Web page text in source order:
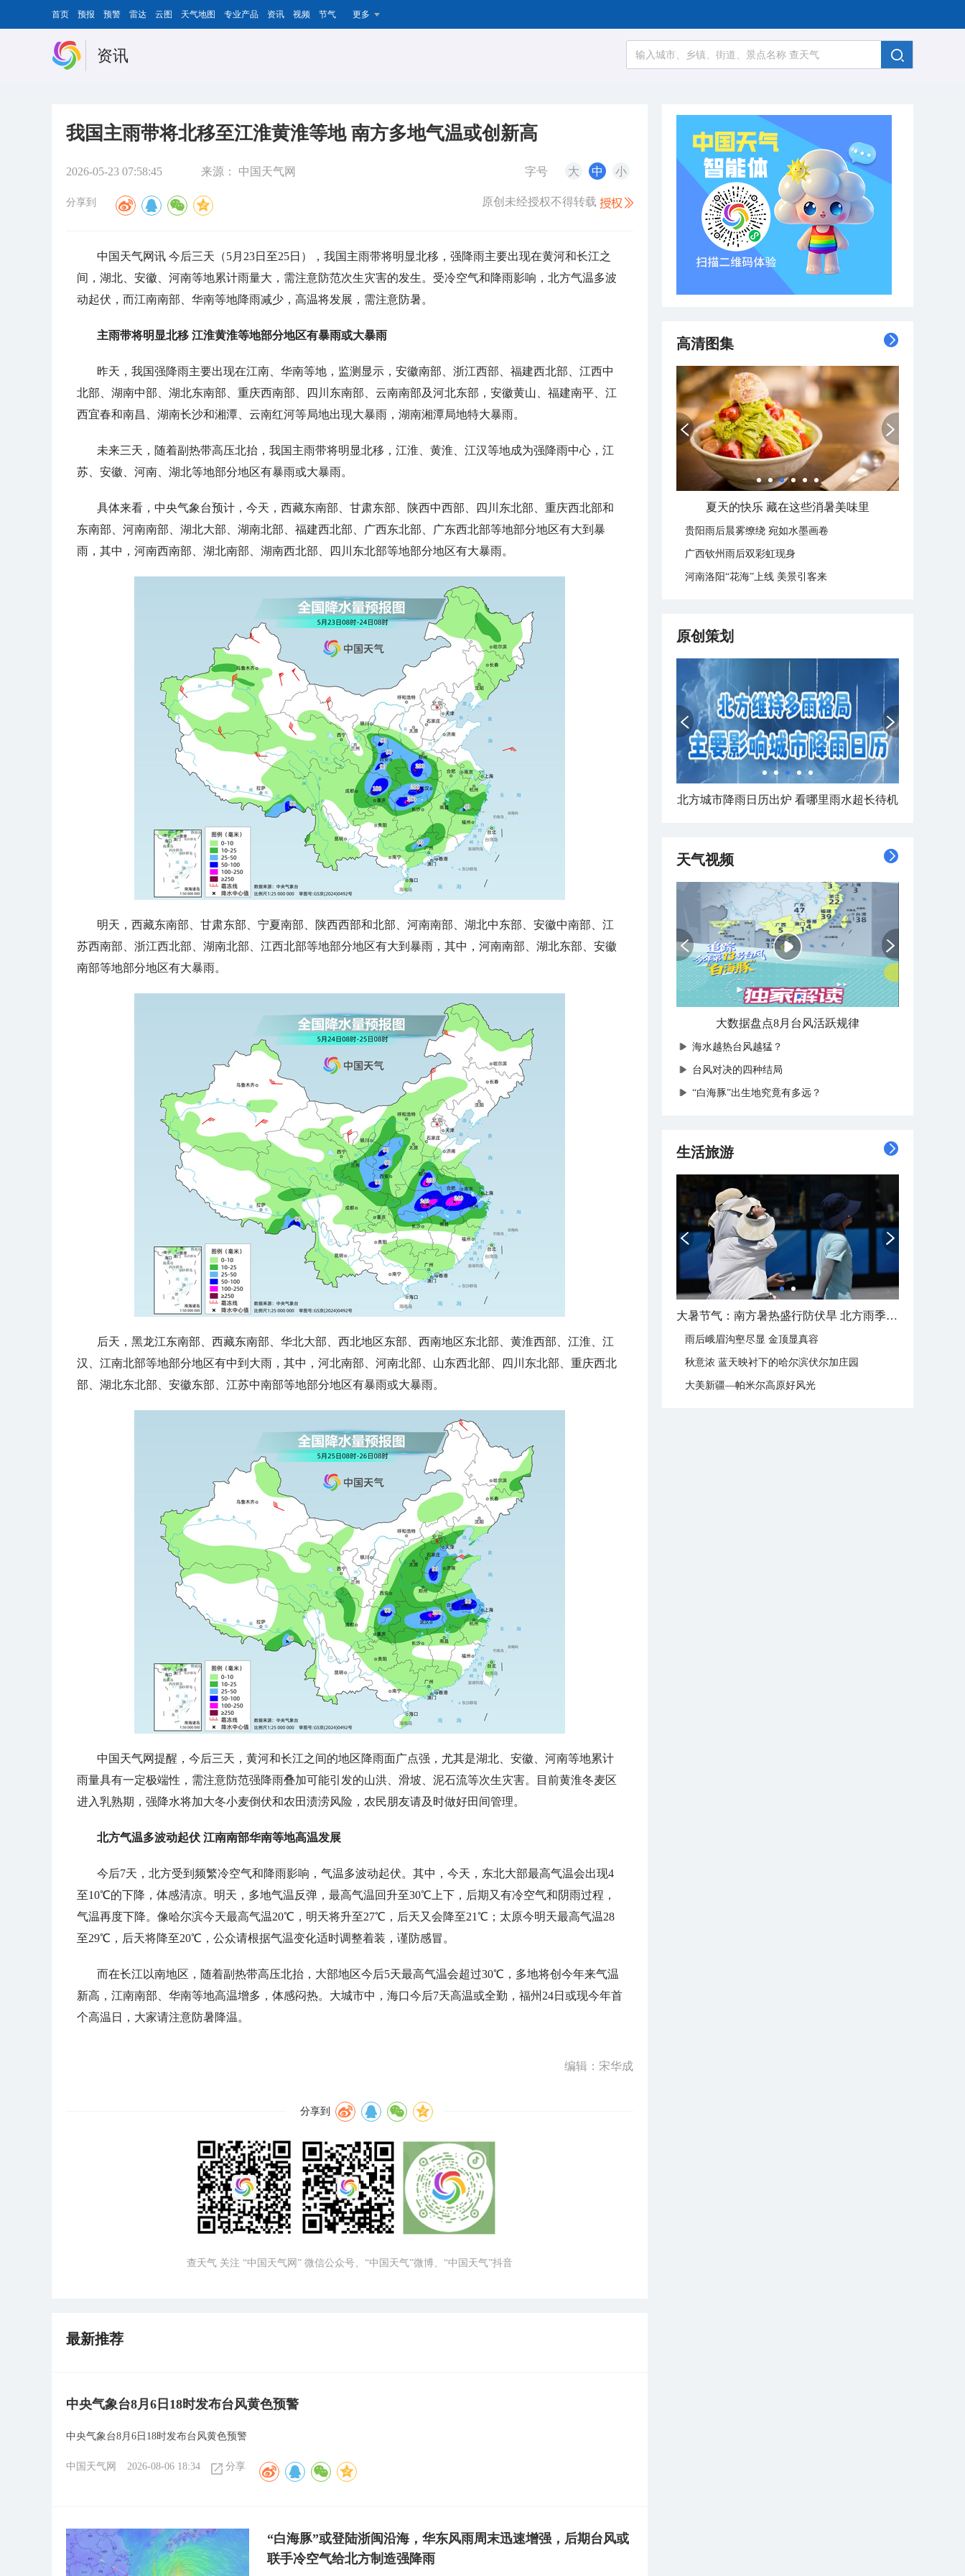
首页 预报 预警 雷达 云图 天气地图 专业产品 资讯 视频 节气 更多
资讯
我国主雨带将北移至江淮黄淮等地 南方多地气温或创新高
2026-05-23 07:58:45 来源： 中国天气网 字号 大 中 小
分享到 原创未经授权不得转载
中国天气网讯 今后三天（5月23日至25日），我国主雨带将明显北移，强降雨主要出现在黄河和长江之
间，湖北、安徽、河南等地累计雨量大，需注意防范次生灾害的发生。受冷空气和降雨影响，北方气温多波
动起伏，而江南南部、华南等地降雨减少，高温将发展，需注意防暑。
主雨带将明显北移 江淮黄淮等地部分地区有暴雨或大暴雨
昨天，我国强降雨主要出现在江南、华南等地，监测显示， 安徽南部、浙江西部、福建西北部、江西中
北部、湖南中部、湖北东南部、重庆西南部、四川东南部、云南南部及河北东部，安徽黄山、福建南平、江
西宜春和南昌、湖南长沙和湘潭、云南红河等局地出现大暴雨，湖南湘潭局地特大暴雨。
未来三天，随着副热带高压北抬，我国主雨带将明显北移，江淮、黄淮、江汉等地成为强降雨中心，江
苏、安徽、河南、湖北等地部分地区有暴雨或大暴雨。
具体来看，中央气象台预计，今天， 西藏东南部、甘肃东部、陕西中西部、四川东北部、重庆西北部和
东南部、河南南部、湖北大部、湖南北部、福建西北部、广西东北部、广东西北部等地部分地区有大到暴
雨，其中，河南西南部、湖北南部、湖南西北部、四川东北部等地部分地区有大暴雨。
明天， 西藏东南部、甘肃东部、宁夏南部、陕西西部和北部、河南南部、湖北中东部、安徽中南部、江
苏西南部、浙江西北部、湖南北部、江西北部等地部分地区有大到暴雨，其中，河南南部、湖北东部、安徽
南部等地部分地区有大暴雨。
后天， 黑龙江东南部、西藏东南部、华北大部、西北地区东部、西南地区东北部、黄淮西部、江淮、江
汉、江南北部等地部分地区有中到大雨，其中，河北南部、河南北部、山东西北部、四川东北部、重庆西北
部、湖北东北部、安徽东部、江苏中南部等地部分地区有暴雨或大暴雨。
中国天气网提醒， 今后三天，黄河和长江之间的地区降雨面广点强，尤其是湖北、安徽、河南等地累计
雨量具有一定极端性，需注意防范强降雨叠加可能引发的山洪、滑坡、泥石流等次生灾害。目前黄淮冬麦区
进入乳熟期，强降水将加大冬小麦倒伏和农田渍涝风险，农民朋友请及时做好田间管理。
北方气温多波动起伏 江南南部华南等地高温发展
今后7天，北方受到频繁冷空气和降雨影响，气温多波动起伏。其中，今天，东北大部最高气温会出现4
至10℃的下降，体感清凉。明天，多地气温反弹，最高气温回升至30℃上下，后期又有冷空气和阴雨过程，
气温再度下降。像哈尔滨今天最高气温20℃，明天将升至27℃，后天又会降至21℃；太原今明天最高气温28
至29℃，后天将降至20℃，公众请根据气温变化适时调整着装，谨防感冒。
而在长江以南地区，随着副热带高压北抬，大部地区今后5天最高气温会超过30℃，多地将创今年来气温
新高，江南南部、华南等地高温增多，体感闷热。大城市中，海口今后7天高温或全勤，福州24日或现今年首
个高温日，大家请注意防暑降温。
编辑：宋华成
分享到
查天气 关注 “中国天气网” 微信公众号、“中国天气”微博、“中国天气”抖音
最新推荐
中央气象台8月6日18时发布台风黄色预警
中央气象台8月6日18时发布台风黄色预警
中国天气网 2026-08-06 18:34 分享
“白海豚”或登陆浙闽沿海，华东风雨周末迅速增强，后期台风或
联手冷空气给北方制造强降雨
高清图集
夏天的快乐 藏在这些消暑美味里
贵阳雨后晨雾缭绕 宛如水墨画卷
广西钦州雨后双彩虹现身
河南洛阳“花海”上线 美景引客来
原创策划
北方城市降雨日历出炉 看哪里雨水超长待机
天气视频
大数据盘点8月台风活跃规律
海水越热台风越猛？
台风对决的四种结局
“白海豚”出生地究竟有多远？
生活旅游
大暑节气：南方暑热盛行防伏旱 北方雨季陆续开启
雨后峨眉沟壑尽显 金顶显真容
秋意浓 蓝天映衬下的哈尔滨伏尔加庄园
大美新疆—帕米尔高原好风光